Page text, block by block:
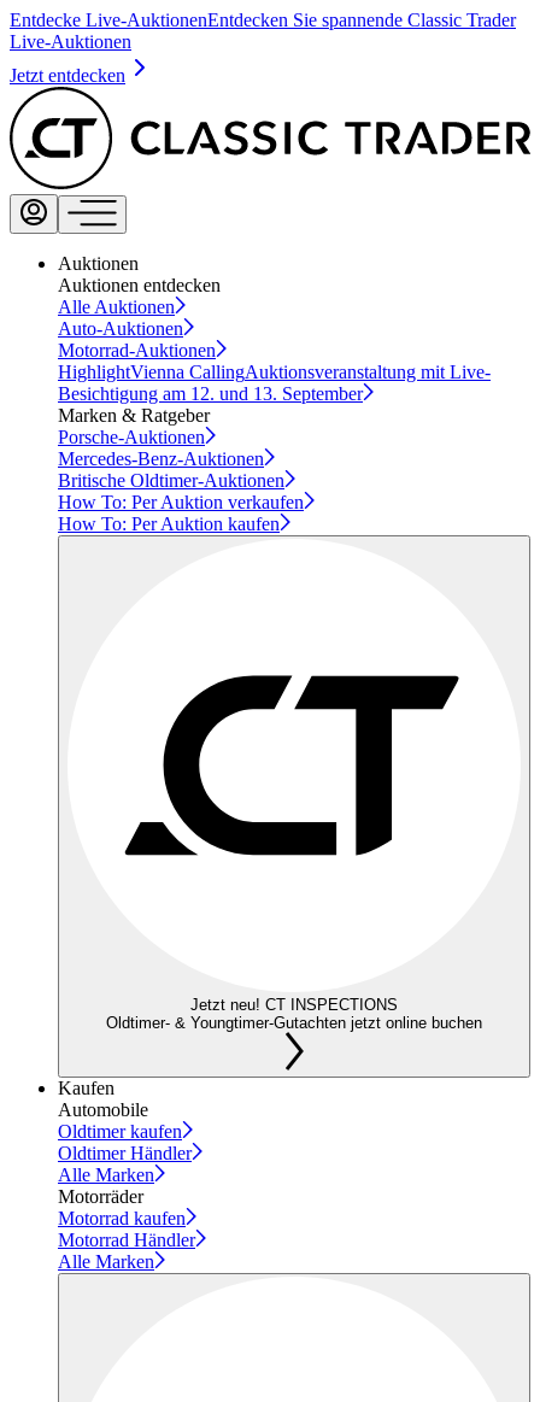
Entdecke Live-AuktionenEntdecken Sie spannende Classic Trader
Live-Auktionen
Jetzt entdecken
Auktionen
Auktionen entdecken
Alle Auktionen
Auto-Auktionen
Motorrad-Auktionen
HighlightVienna CallingAuktionsveranstaltung mit Live-
Besichtigung am 12. und 13. September
Marken & Ratgeber
Porsche-Auktionen
Mercedes-Benz-Auktionen
Britische Oldtimer-Auktionen
How To: Per Auktion verkaufen
How To: Per Auktion kaufen
Jetzt neu! CT INSPECTIONS
Oldtimer- & Youngtimer-Gutachten jetzt online buchen
Kaufen
Automobile
Oldtimer kaufen
Oldtimer Händler
Alle Marken
Motorräder
Motorrad kaufen
Motorrad Händler
Alle Marken